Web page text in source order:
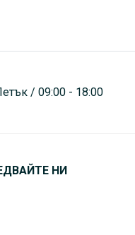
/ 09:00 - 18:00
НИ